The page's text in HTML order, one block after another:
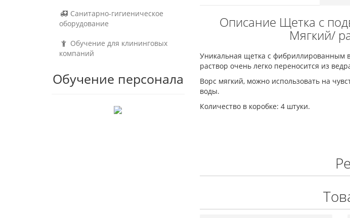
Санитарно-гигиеническое
оборудование
Обучение для клининговых
компаний
Обучение персонала
Описание Щетка с
Мягкий/
Уникальная щетка с фибриллированным
раствор очень легко переносится из
Ворс мягкий, можно использовать на
воды.
Количество в коробке: 4 штуки.